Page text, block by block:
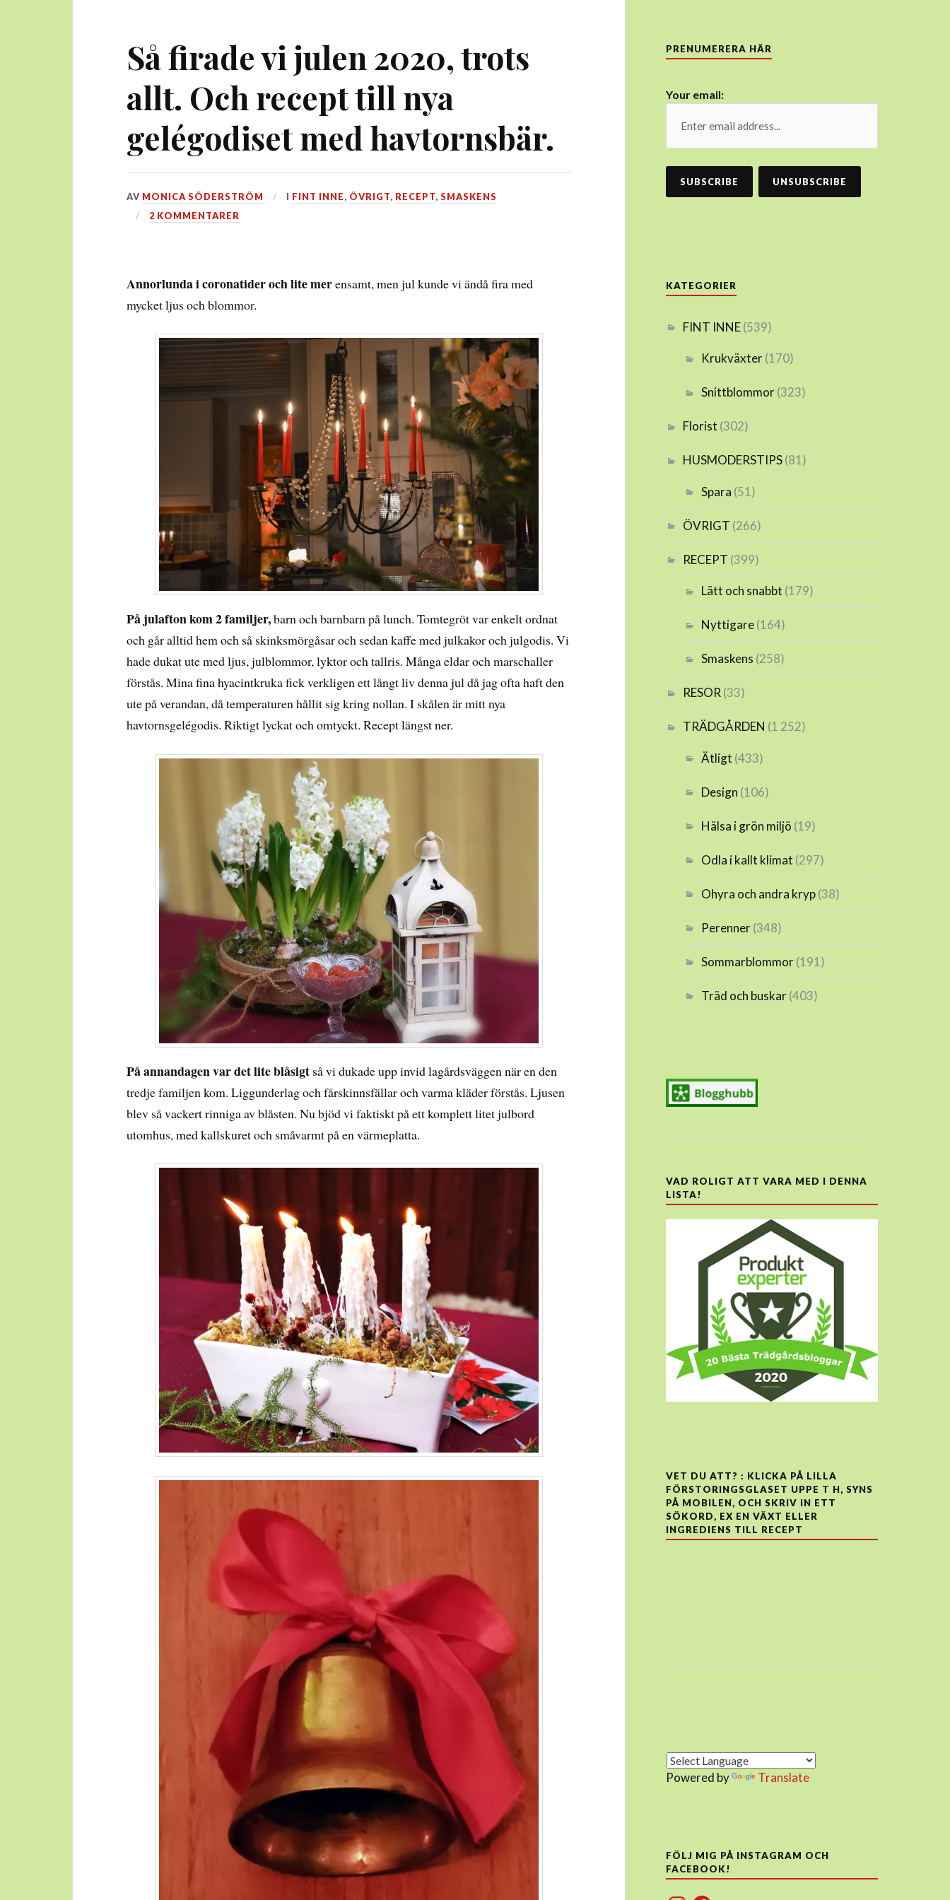
Så firade vi julen 2020, trots
allt. Och recept till nya
gelégodiset med havtornsbär.
DEN
29
AV MONICA SÖDERSTRÖM I FINT INNE, ÖVRIGT, RECEPT, SMASKENS
2 KOMMENTARER
Annorlunda i coronatider och lite merensamt, men jul kunde vi ändå fira med
mycket ljus och blommor.
På julafton kom 2 familjer,barn och barnbarn på lunch. Tomtegröt var enkelt ordnat
och går alltid hem och så skinksmörgåsar och sedan kaffe med julkakor och julgodis. Vi
hade dukat ute med ljus, julblommor, lyktor och tallris. Många eldar och marschaller
förstås. Mina fina hyacintkruka fick verkligen ett långt liv denna jul då jag ofta haft den
ute på verandan, då temperaturen hållit sig kring nollan. I skålen är mitt nya
havtornsgelégodis. Riktigt lyckat och omtyckt. Recept längst ner.
På annandagen var det lite blåsigt så vi dukade upp invid lagårdsväggen när en den
tredje familjen kom. Liggunderlag och fårskinnsfällar och varma kläder förstås. Ljusen
blev så vackert rinniga av blåsten. Nu bjöd vi faktiskt på ett komplett litet julbord
utomhus, med kallskuret och småvarmt på en värmeplatta.
PRENUMERERA HÄR
Your email:
KATEGORIER
FINT INNE(539)
Krukväxter(170)
Snittblommor(323)
Florist (302)
HUSMODERSTIPS(81)
Spara (51)
ÖVRIGT (266)
RECEPT (399)
Lätt och snabbt (179)
Nyttigare(164)
Smaskens (258)
RESOR (33)
TRÄDGÅRDEN (1 252)
Ätligt (433)
Design (106)
Hälsa i grön miljö (19)
Odla i kallt klimat (297)
Ohyra och andra kryp(38)
Perenner(348)
Sommarblommor(191)
Träd och buskar(403)
VAD ROLIGT ATT VARA MED I DENNA
LISTA!
VET DU ATT? : KLICKA PÅ LILLA
FÖRSTORINGSGLASET UPPE T H, SYNS
PÅ MOBILEN, OCH SKRIV IN ETT
SÖKORD, EX EN VÄXT ELLER
INGREDIENS TILL RECEPT
Powered by Translate
FÖLJ MIG PÅ INSTAGRAM OCH
FACEBOOK!